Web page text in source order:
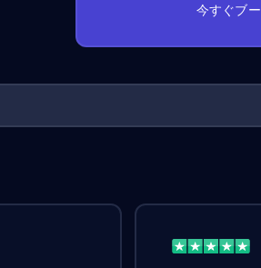
今すぐブ